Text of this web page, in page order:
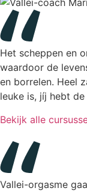
Het scheppen en
waardoor de
en borrelen. Heel
leuke is, jíj hebt
Bekijk alle
Vallei-orgasme